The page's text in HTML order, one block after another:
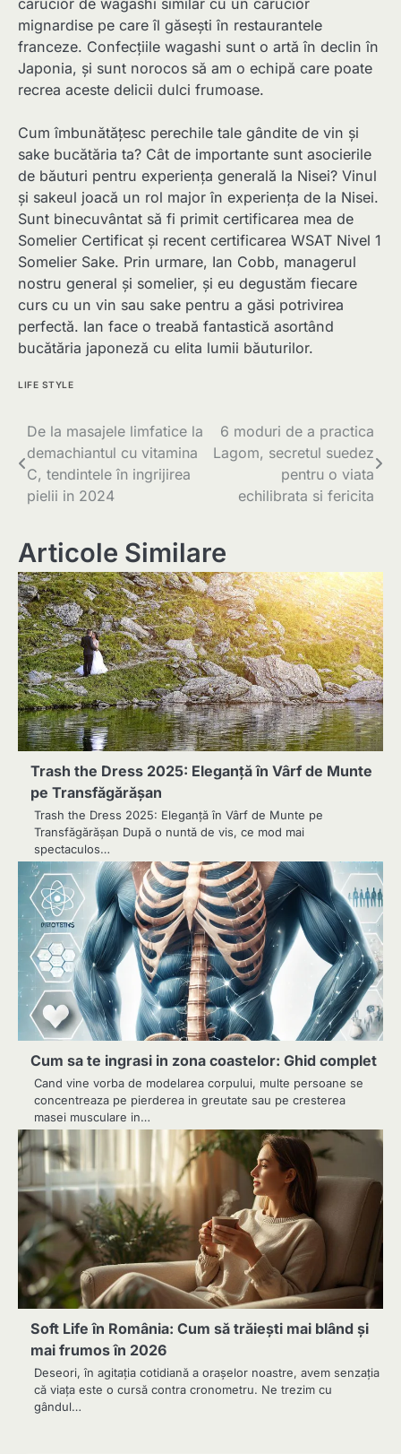
mignardise pe care îl găsești în restaurantele
franceze. Confecțiile wagashi sunt o artă în declin în
Japonia, și sunt norocos să am o echipă care poate
recrea aceste delicii dulci frumoase.
Cum îmbunătățesc perechile tale gândite de vin și
sake bucătăria ta? Cât de importante sunt asocierile
de băuturi pentru experiența generală la Nisei? Vinul
și sakeul joacă un rol major în experiența de la Nisei.
Sunt binecuvântat să fi primit certificarea mea de
Somelier Certificat și recent certificarea WSAT Nivel 1
Somelier Sake. Prin urmare, Ian Cobb, managerul
nostru general și somelier, și eu degustăm fiecare
curs cu un vin sau sake pentru a găsi potrivirea
perfectă. Ian face o treabă fantastică asortând
bucătăria japoneză cu elita lumii băuturilor.
LIFE STYLE
Navigare
în
articole
De la masajele limfatice la
demachiantul cu vitamina
C, tendintele în ingrijirea
pielii in 2024
6 moduri de a practica
Lagom, secretul suedez
pentru o viata
echilibrata si fericita
Articole Similare
Trash the Dress 2025: Eleganță în Vârf de Munte
pe Transfăgărășan
Trash the Dress 2025: Eleganță în Vârf de Munte pe
Transfăgărășan După o nuntă de vis, ce mod mai
spectaculos…
Cum sa te ingrasi in zona coastelor: Ghid complet
Cand vine vorba de modelarea corpului, multe persoane se
concentreaza pe pierderea in greutate sau pe cresterea
masei musculare in…
Soft Life în România: Cum să trăiești mai blând și
mai frumos în 2026
Deseori, în agitația cotidiană a orașelor noastre, avem senzația
că viața este o cursă contra cronometru. Ne trezim cu
gândul…